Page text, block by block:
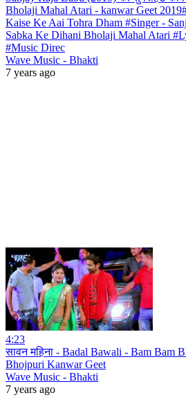
Bholaji Mahal Atari - kanwar Geet
Kaise Ke Aai Tohra Dham #Singer -
Sabka Ke Dihani Bholaji Mahal Atari
#Music Direc
Wave Music - Bhakti
7 years ago
4:23
सावन महिना - Badal Bawali - Bam Bam
Bhojpuri Kanwar Geet
Wave Music - Bhakti
7 years ago